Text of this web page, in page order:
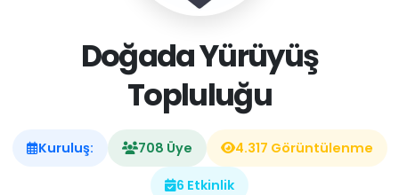
Doğada Yürüyüş
Topluluğu
Kuruluş: 708 Üye 4.317 Görüntülenme
6 Etkinlik